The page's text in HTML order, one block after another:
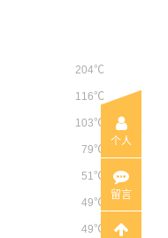
204℃
116℃
103℃
79℃
51℃
49℃
49℃
个人
留言